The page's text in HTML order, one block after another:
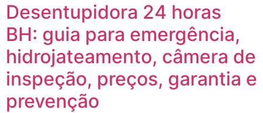
Desentupidora 24 horas
BH: guia para emergência,
hidrojateamento, câmera de
inspeção, preços, garantia e
prevenção